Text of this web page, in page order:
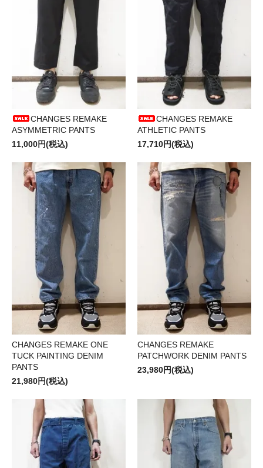
CHANGES REMAKE
ASYMMETRIC PANTS
11,000円(税込)
CHANGES REMAKE
ATHLETIC PANTS
17,710円(税込)
CHANGES REMAKE ONE
TUCK PAINTING DENIM
PANTS
21,980円(税込)
CHANGES REMAKE
PATCHWORK DENIM PANTS
23,980円(税込)